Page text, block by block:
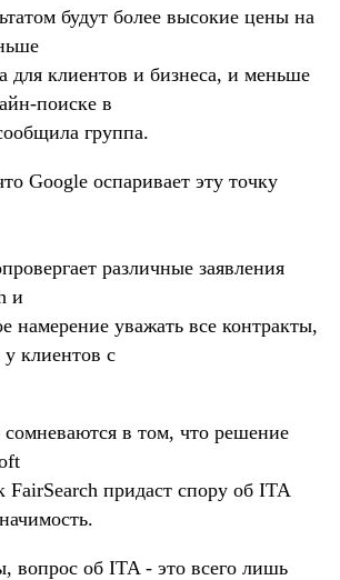
будут более высокие цены на
для клиентов и бизнеса, и меньше
поиске в
группа.
Google оспаривает эту точку
различные заявления
и
намерение уважать все контракты,
клиентов с
в том, что решение
FairSearch придаст спору об ITA
вопрос об ITA - это всего лишь